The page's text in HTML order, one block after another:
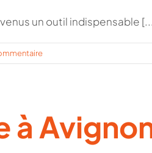
un outil indispensable
à